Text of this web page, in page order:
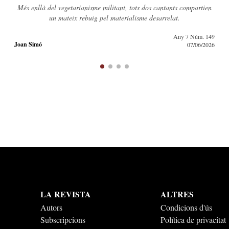
Deixar de mirar a París, Tolosa o Montpeller per promoure una
simbiosi política i industrial amb Barcelona.
Marc Gòdia
Any 7 Núm. 148
03/05/2026
LA REVISTA
Autors
Subscripcions
ALTRES
Condicions d'ús
Política de privacitat